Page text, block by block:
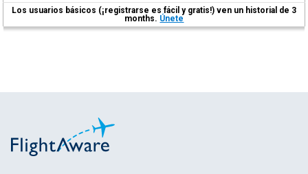
Los usuarios básicos (¡registrarse es fácil y gratis!) ven un historial de 3
months. Únete